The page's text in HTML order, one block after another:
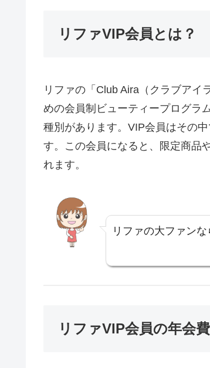
リファVIP会員とは？
リファの「Club Aira（クラブアイ
めの会員制ビューティープログラ
種別があります。VIP会員はその
す。この会員になると、限定商品
れます。
リファの大ファン
リファVIP会員の年会